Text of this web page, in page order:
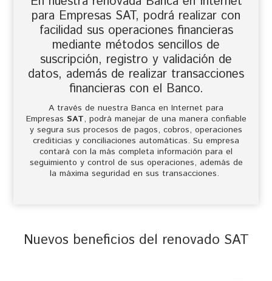
para Empresas SAT, podrá realizar con
facilidad sus operaciones financieras
mediante métodos sencillos de
suscripción, registro y validación de
datos, además de realizar transacciones
financieras con el Banco.
A través de nuestra Banca en Internet para
Empresas SAT, podrá manejar de una manera confiable
y segura sus procesos de pagos, cobros, operaciones
crediticias y conciliaciones automáticas. Su empresa
contará con la más completa información para el
seguimiento y control de sus operaciones, además de
la máxima seguridad en sus transacciones.
Nuevos beneficios del renovado SAT